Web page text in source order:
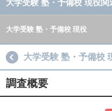
大学受験 塾・予備校 現役関
大学受験 塾・予備校 現役
大学受験 塾・予備校
調査概要